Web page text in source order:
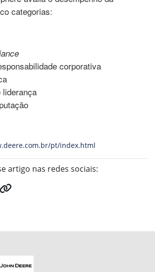
categorias:
corporativa
liderança
pt/index.html
artigo nas redes sociais: